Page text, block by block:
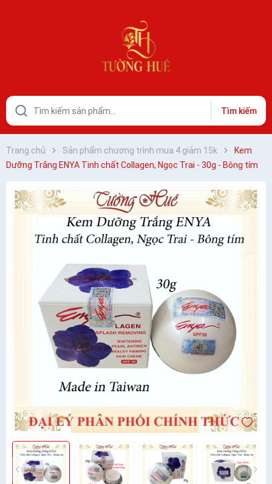
Tìm kiếm
Trang chủ Sản phẩm chương trình mua 4 giảm 15k
Kem
Dưỡng Trắng ENYA Tinh chất Collagen, Ngọc Trai - 30g - Bông tím